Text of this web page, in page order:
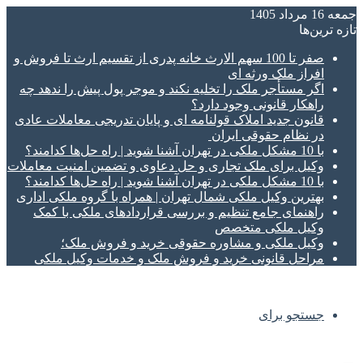
جمعه 16 مرداد 1405
تازه‌ ترین‌ها
صفر تا 100 سهم الارث خانه پدری از تقسیم ارث تا فروش و
افراز ملک ورثه ای
اگر مستأجر ملک را تخلیه نکند و موجر پول پیش را ندهد چه
راهکار قانونی وجود دارد؟
قانون جدید املاک قولنامه ای و پایان تدریجی معاملات عادی
در نظام حقوقی ایران
با 10 مشکل ملکی در تهران آشنا شوید | راه حل‌ها کدامند؟
وکیل برای ملک تجاری و حل دعاوی و تضمین امنیت معاملات
با 10 مشکل ملکی در تهران آشنا شوید | راه حل‌ها کدامند؟
بهترین وکیل ملکی شمال تهران | همراه با گروه ملکی اداری
راهنمای جامع تنظیم و بررسی قراردادهای ملکی با کمک
وکیل ملکی متخصص
وکیل ملکی و مشاوره حقوقی خرید و فروش ملک؛
مراحل قانونی خرید و فروش ملک و خدمات وکیل ملکی
جستجو برای